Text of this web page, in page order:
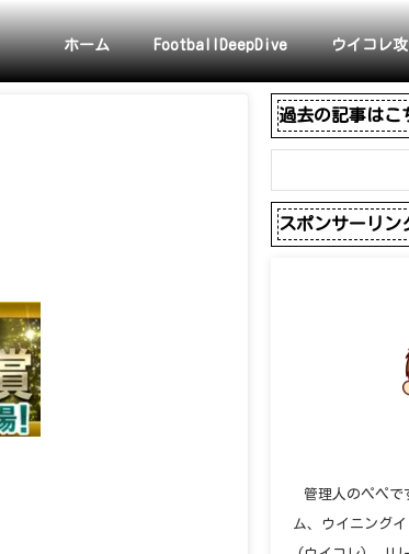
ホーム FootballDeepDive ウイコレ
過去の記事はこ
スポンサーリン
管理人のペペで
ム、ウイニング